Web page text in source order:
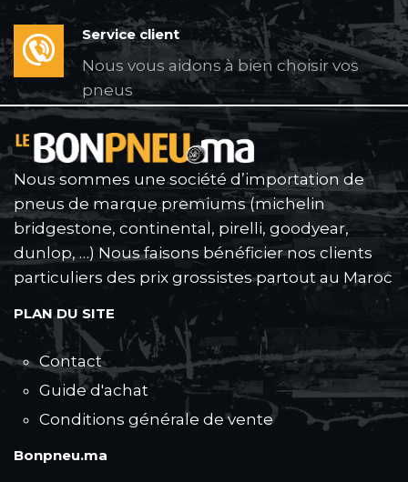
Service client
Nous vous aidons à bien choisir vos
pneus
Nous sommes une société d’importation de
pneus de marque premiums (michelin
bridgestone, continental, pirelli, goodyear,
dunlop, …) Nous faisons bénéficier nos clients
particuliers des prix grossistes partout au Maroc
PLAN DU SITE
Contact
Guide d'achat
Conditions générale de vente
Bonpneu.ma